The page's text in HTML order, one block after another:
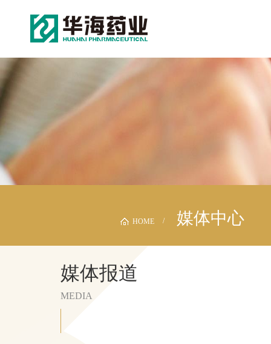
HOME 媒体中心
媒体报道
MEDIA